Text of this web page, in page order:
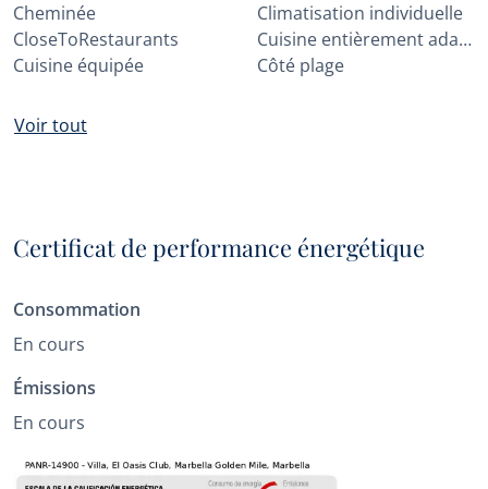
Cheminée
Climatisation individuelle
CloseToRestaurants
Cuisine entièrement adaptée
Cuisine équipée
Côté plage
Voir tout
Certificat de performance énergétique
Consommation
En cours
Émissions
En cours